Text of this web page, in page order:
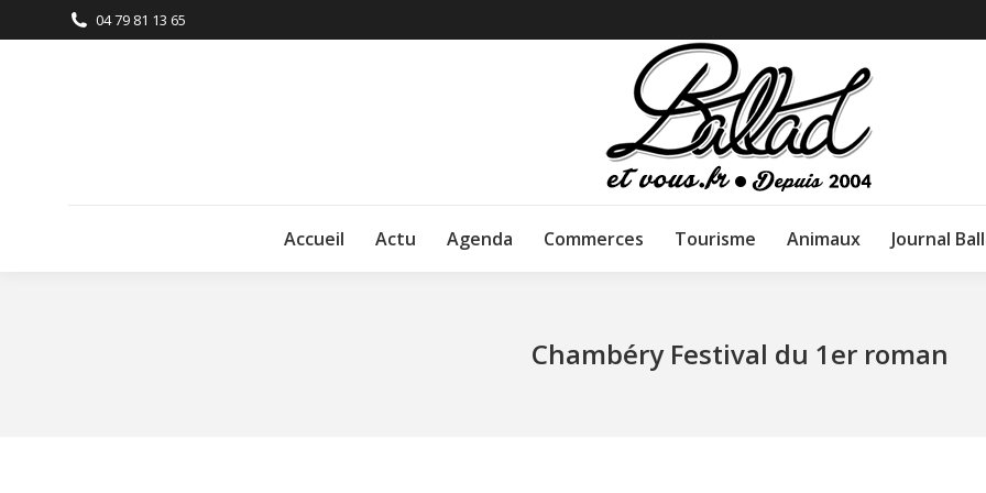
04 79 81 13 65
Accueil Actu Agenda Commerces Tourisme Animaux Journal
Chambéry Festival du 1er roman